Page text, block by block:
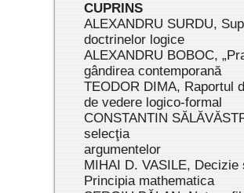
CUPRINS
ALEXANDRU SURDU,
doctrinelor logice
ALEXANDRU BOBOC,
gândirea contemporană
TEODOR DIMA, Raportul
de vedere logico-formal
CONSTANTIN
selecţia
argumentelor
MIHAI D. VASILE,
Principia mathematica